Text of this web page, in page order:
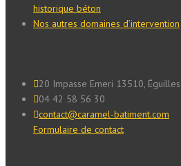
historique béton
Nos autres domaines d’intervention
20 Impasse Emeri 13510, Éguilles
04 42 58 56 30
contact@caramel-batiment.com
Formulaire de contact